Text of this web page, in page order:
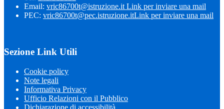
Email: vric86700t@istruzione.it Link per inviare una mail
PEC: vric86700t@pec.istruzione.itLink per inviare una mail
Sezione Link Utili
Cookie policy
Note legali
Informativa Privacy
Ufficio Relazioni con il Pubblico
Dichiarazione di accessibilità